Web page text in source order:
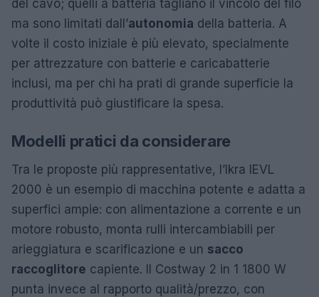
del cavo; quelli a batteria tagliano il vincolo del filo
ma sono limitati dall’autonomia della batteria. A
volte il costo iniziale è più elevato, specialmente
per attrezzature con batterie e caricabatterie
inclusi, ma per chi ha prati di grande superficie la
produttività può giustificare la spesa.
Modelli pratici da considerare
Tra le proposte più rappresentative, l’Ikra IEVL
2000 è un esempio di macchina potente e adatta a
superfici ampie: con alimentazione a corrente e un
motore robusto, monta rulli intercambiabili per
arieggiatura e scarificazione e un sacco
raccoglitore capiente. Il Costway 2 in 1 1800 W
punta invece al rapporto qualità/prezzo, con